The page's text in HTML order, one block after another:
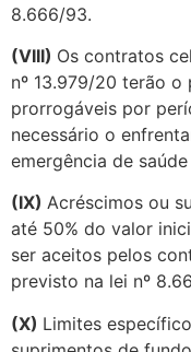
8.666/93.
(VIII) Os contratos
nº 13.979/20 terão o
prorrogáveis por
necessário o
emergência de
(IX) Acréscimos ou
até 50% do valor
ser aceitos pelos
previsto na lei nº
(X) Limites